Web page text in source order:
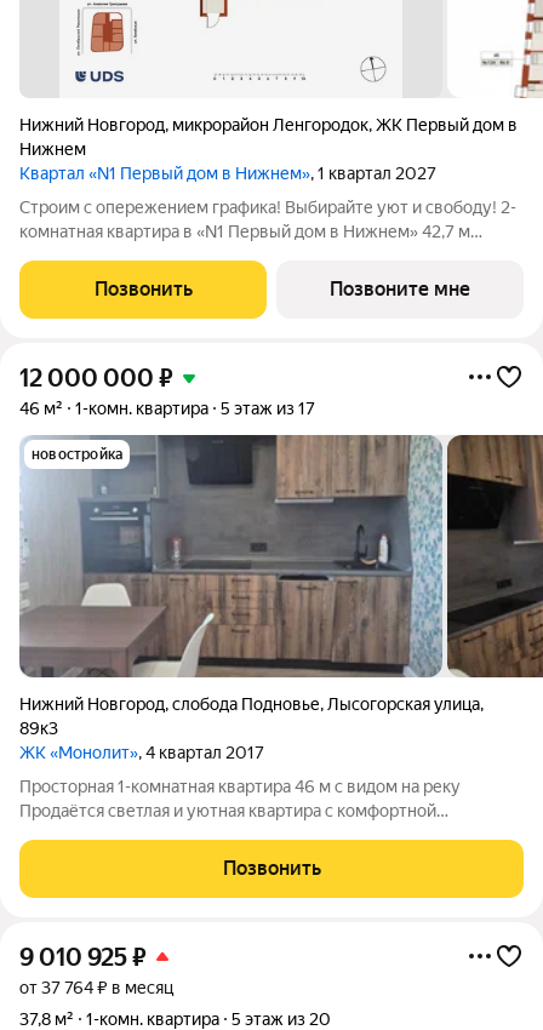
Нижний Новгород, микрорайон Ленгородок,ЖК Первый дом в
Нижнем
Квартал «N1 Первый дом в Нижнем», 1 квартал 2027
Строим с опережением графика! Выбирайте уют и свободу! 2-
комнатная квартира в «N1 Первый дом в Нижнем» 42,7 м
спальней и кабинетом. Парк им. 1 Мая и два сквера дышите
полной грудью,
Позвонить Позвоните мне
12 000 000 ₽
46 м² 1-комн. квартира 5 этаж из 17
новостройка
Нижний Новгород,слобода Подновье, Лысогорская улица,
89к3
ЖК «Монолит», 4 квартал 2017
Просторная 1-комнатная квартира 46 м с видом на реку
Продаётся светлая и уютная квартира с комфортной
преимущество красивый вид на реку - в квартире просторно,
тихо, спокойно и без лишнего шума.
Позвонить
9 010 925₽
от 37 764 ₽ в месяц
37,8 м²
1-комн. квартира 5 этаж из 20